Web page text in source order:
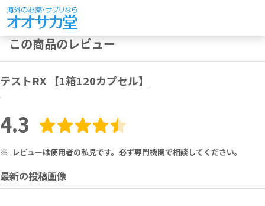
この商品のレビュー
テストRX 【1箱120カプセル】
4.3
※ レビューは使用者の私見です。必ず専門機関で相談してください。
最新の投稿画像